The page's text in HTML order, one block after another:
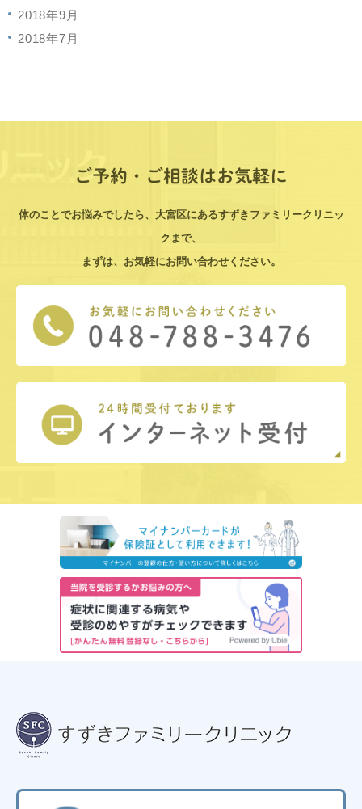
2018年9月
2018年7月
ご予約・ご相談はお気軽に
体のことでお悩みでしたら、大宮区にあるすずきファミリークリニッ
クまで、
まずは、お気軽にお問い合わせください。